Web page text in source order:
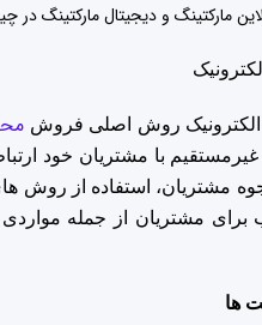
الکترونیک روش اصلی فروش
با مشتریان خود
مشتریان، استفاده از روش
برای مشتریان از جمله